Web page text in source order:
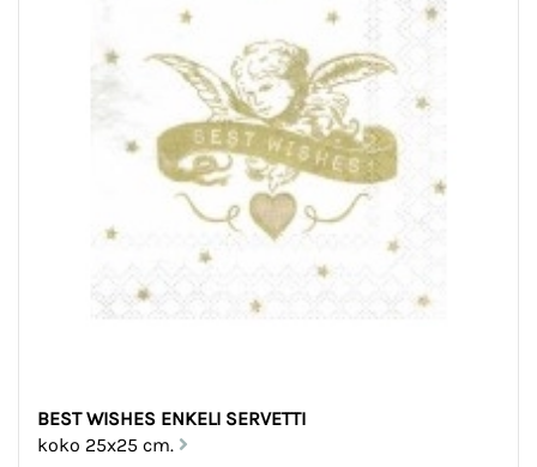
BEST WISHES ENKELI SERVETTI
koko 25x25 cm.